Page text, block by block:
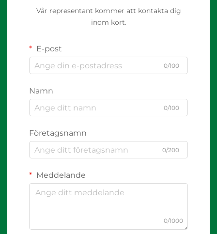
Vår representant kommer att kontakta dig
inom kort.
E-post
0/100
Namn
0/100
Företagsnamn
0/200
Meddelande
0/1000